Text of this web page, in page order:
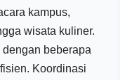
kampus,
wisata kuliner.
beberapa
Koordinasi